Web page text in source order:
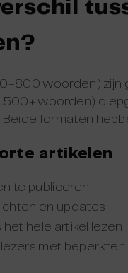
800 woorden) zijn
woorden)
formaten
artikelen
te publiceren
en updates
hele artikel lezen
met beperkte